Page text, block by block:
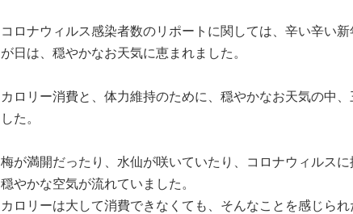
コロナウィルス感染者数のリポートに関しては、辛い辛い
が日は、穏やかなお天気に恵まれました。
カロリー消費と、体力維持のために、穏やかなお天気の中
した。
梅が満開だったり、水仙が咲いていたり、コロナウィルス
穏やかな空気が流れていました。
カロリーは大して消費できなくても、そんなことを感じられ